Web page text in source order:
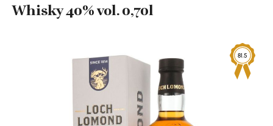
Whisky 40% vol. 0,70l
81.5